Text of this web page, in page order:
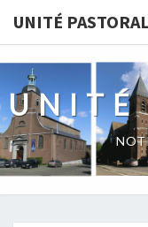
UNITÉ
UNITÉ